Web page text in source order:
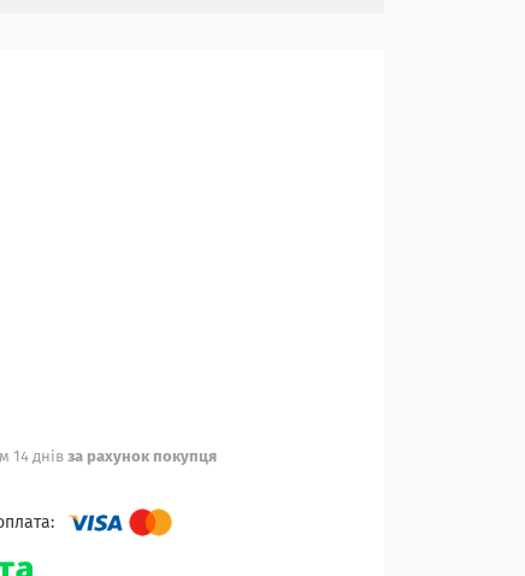
14 днів за рахунок покупця